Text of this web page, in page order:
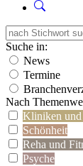
Suche in:
News
Termine
Nach
Kliniken
Schönheit
Reha und
Psyche